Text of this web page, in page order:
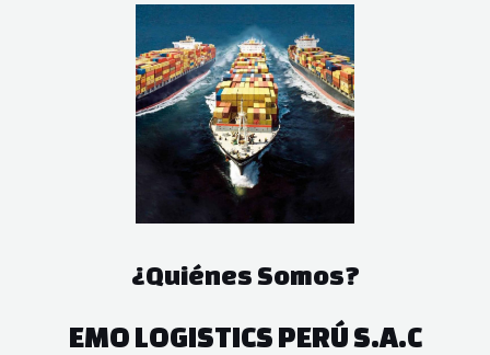
¿Quiénes Somos?
EMO LOGISTICS PERÚ S.A.C